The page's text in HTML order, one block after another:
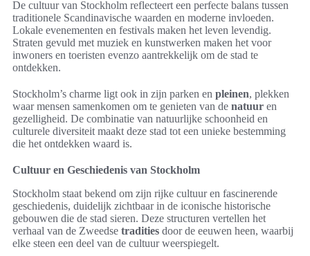
De cultuur van Stockholm reflecteert een perfecte balans tussen
traditionele Scandinavische waarden en moderne invloeden.
Lokale evenementen en festivals maken het leven levendig.
Straten gevuld met muziek en kunstwerken maken het voor
inwoners en toeristen evenzo aantrekkelijk om de stad te
ontdekken.
Stockholm’s charme ligt ook in zijn parken en pleinen, plekken
waar mensen samenkomen om te genieten van de natuur en
gezelligheid. De combinatie van natuurlijke schoonheid en
culturele diversiteit maakt deze stad tot een unieke bestemming
die het ontdekken waard is.
Cultuur en Geschiedenis van Stockholm
Stockholm staat bekend om zijn rijke cultuur en fascinerende
geschiedenis, duidelijk zichtbaar in de iconische historische
gebouwen die de stad sieren. Deze structuren vertellen het
verhaal van de Zweedse tradities door de eeuwen heen, waarbij
elke steen een deel van de cultuur weerspiegelt.